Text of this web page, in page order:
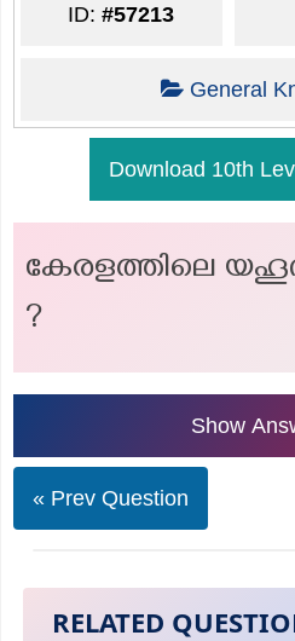
ID:#57213
General
Download 10th
കേരളത്തിലെ
?
Show
« Prev Question
RELATED